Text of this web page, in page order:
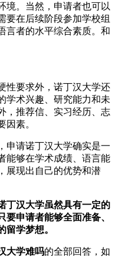
境。当然，申请者也可以
要在后续阶段参加学校组
言者的水平综合素质。和
要求外，诺丁汉大学还
学术兴趣、研究能力和未
，推荐信、实习经历、志
因素。
请诺丁汉大学确实是一
能够在学术成绩、语言能
展现出自己的优势和潜
丁汉大学虽然具有一定的
申请者能够全面准备、
留学梦想。
大学难吗的全部回答，如